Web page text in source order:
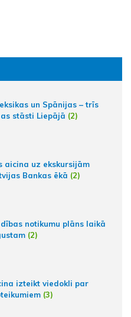
un Spānijas – trīs
stāsti Liepājā (2)
aicina uz ekskursijām
Bankas ēkā (2)
notikumu plāns laikā
(2)
izteikt viedokli par
(3)